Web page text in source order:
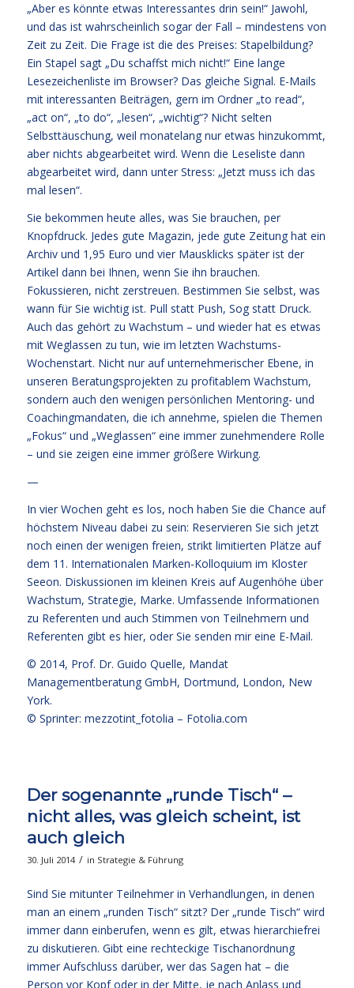
„Aber es könnte etwas Interessantes drin sein!“ Jawohl,
und das ist wahrscheinlich sogar der Fall – mindestens von
Zeit zu Zeit. Die Frage ist die des Preises: Stapelbildung?
Ein Stapel sagt „Du schaffst mich nicht!“ Eine lange
Lesezeichenliste im Browser? Das gleiche Signal. E-Mails
mit interessanten Beiträgen, gern im Ordner „to read“,
„act on“, „to do“, „lesen“, „wichtig“? Nicht selten
Selbsttäuschung, weil monatelang nur etwas hinzukommt,
aber nichts abgearbeitet wird. Wenn die Leseliste dann
abgearbeitet wird, dann unter Stress: „Jetzt muss ich das
mal lesen“.
Sie bekommen heute alles, was Sie brauchen, per
Knopfdruck. Jedes gute Magazin, jede gute Zeitung hat ein
Archiv und 1,95 Euro und vier Mausklicks später ist der
Artikel dann bei Ihnen, wenn Sie ihn brauchen.
Fokussieren, nicht zerstreuen. Bestimmen Sie selbst, was
wann für Sie wichtig ist. Pull statt Push, Sog statt Druck.
Auch das gehört zu Wachstum – und wieder hat es etwas
mit Weglassen zu tun, wie im letzten Wachstums-
Wochenstart. Nicht nur auf unternehmerischer Ebene, in
unseren Beratungsprojekten zu profitablem Wachstum,
sondern auch den wenigen persönlichen Mentoring- und
Coachingmandaten, die ich annehme, spielen die Themen
„Fokus“ und „Weglassen“ eine immer zunehmendere Rolle
– und sie zeigen eine immer größere Wirkung.
—
In vier Wochen geht es los, noch haben Sie die Chance auf
höchstem Niveau dabei zu sein: Reservieren Sie sich jetzt
noch einen der wenigen freien, strikt limitierten Plätze auf
dem 11. Internationalen Marken-Kolloquium im Kloster
Seeon. Diskussionen im kleinen Kreis auf Augenhöhe über
Wachstum, Strategie, Marke. Umfassende Informationen
zu Referenten und auch Stimmen von Teilnehmern und
Referenten gibt es hier, oder Sie senden mir eine E-Mail.
© 2014, Prof. Dr. Guido Quelle, Mandat
Managementberatung GmbH, Dortmund, London, New
York.
© Sprinter: mezzotint_fotolia – Fotolia.com
Der sogenannte „runde Tisch“ –
nicht alles, was gleich scheint, ist
auch gleich
30. Juli 2014 / in Strategie & Führung
Sind Sie mitunter Teilnehmer in Verhandlungen, in denen
man an einem „runden Tisch“ sitzt? Der „runde Tisch“ wird
immer dann einberufen, wenn es gilt, etwas hierarchiefrei
zu diskutieren. Gibt eine rechteckige Tischanordnung
immer Aufschluss darüber, wer das Sagen hat – die
Person vor Kopf oder in der Mitte, je nach Anlass und